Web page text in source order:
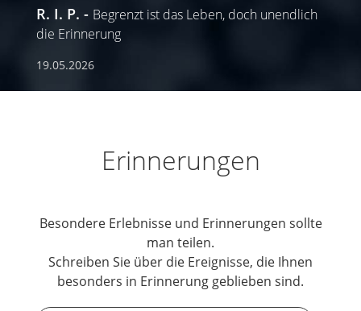
R. I. P.
Begrenzt ist das Leben, doch unendlich
die Erinnerung
19.05.2026
Erinnerungen
Besondere Erlebnisse und Erinnerungen sollte
man teilen.
Schreiben Sie über die Ereignisse, die Ihnen
besonders in Erinnerung geblieben sind.